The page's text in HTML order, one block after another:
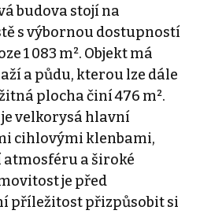
budova stojí na
s výbornou dostupností
1 083 m². Objekt má
a půdu, kterou lze dále
plocha činí 476 m².
velkorysá hlavní
cihlovými klenbami,
a široké
je před
příležitost přizpůsobit si